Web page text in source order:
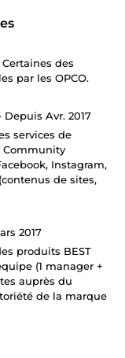
des
par les OPCO.
Depuis Avr. 2017
services de
Instagram,
de sites,
2017
produits BEST
(1 manager +
auprès du
de la marque